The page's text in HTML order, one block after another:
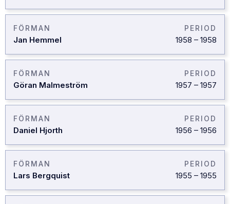
FÖRMAN
Jan Hemmel
PERIOD
1958 – 1958
FÖRMAN
Göran Malmeström
PERIOD
1957 – 1957
FÖRMAN
Daniel Hjorth
PERIOD
1956 – 1956
FÖRMAN
Lars Bergquist
PERIOD
1955 – 1955